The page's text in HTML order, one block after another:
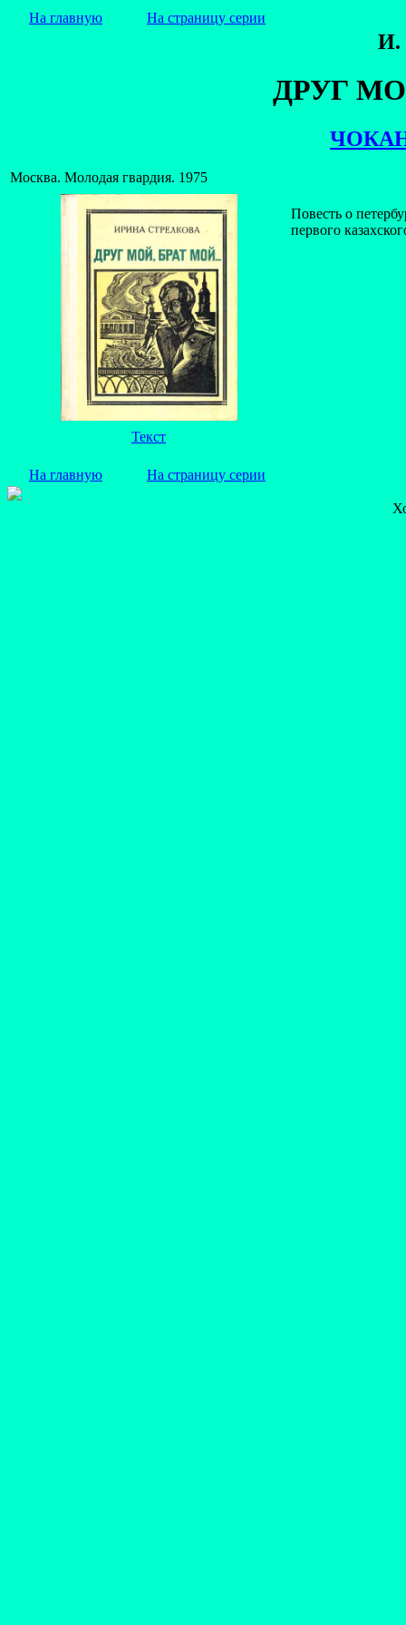
На главную На страницу серии
И.
ДРУГ
Москва. Молодая гвардия. 1975
Повесть о
первого
Текст
На главную На страницу серии